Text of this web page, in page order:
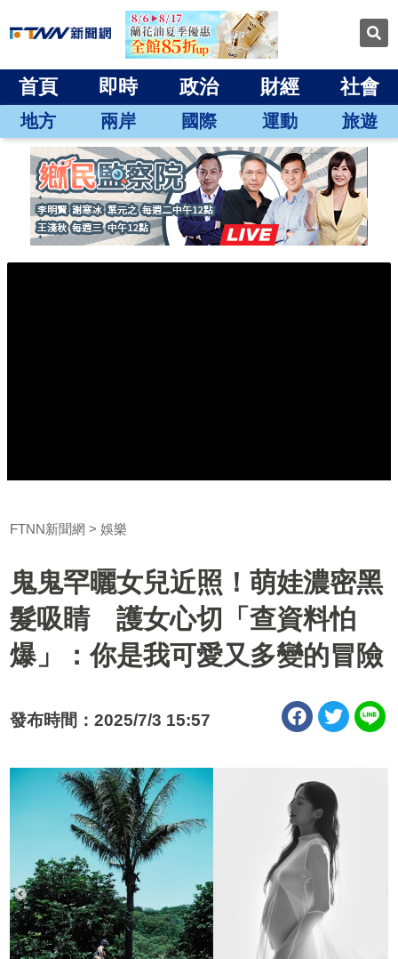
首頁 即時 政治 財經 社會
地方 兩岸 國際 運動 旅遊
FTNN新聞網 娛樂
鬼鬼罕曬女兒近照！萌娃濃密黑
髮吸睛 護女心切「查資料怕
爆」：你是我可愛又多變的冒險
發布時間：2025/7/3 15:57